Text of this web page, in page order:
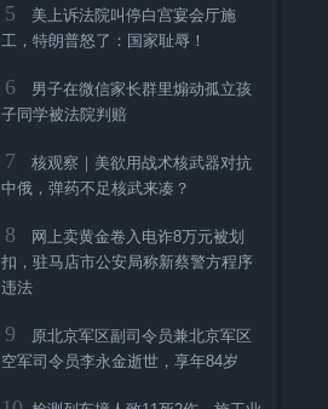
5
美上诉法院叫停白宫宴会厅施
工，特朗普怒了：国家耻辱！
6
男子在微信家长群里煽动孤立孩
子同学被法院判赔
7
核观察｜美欲用战术核武器对抗
中俄，弹药不足核武来凑？
8
网上卖黄金卷入电诈8万元被划
扣，驻马店市公安局称新蔡警方程序
违法
9
原北京军区副司令员兼北京军区
空军司令员李永金逝世，享年84岁